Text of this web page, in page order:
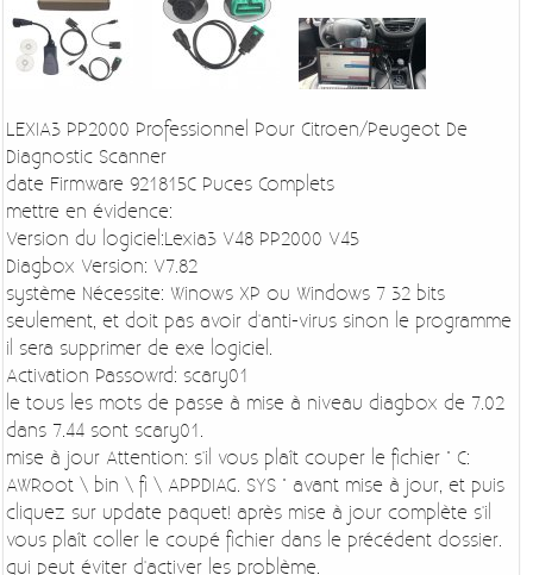
LEXIA3 PP2000 Professionnel Pour Citroen/Peugeot De
Diagnostic Scanner
date Firmware 921815C Puces Complets
mettre en évidence:
Version du logiciel:Lexia3 V48 PP2000 V45
Diagbox Version: V7.82
système Nécessite: Winows XP ou Windows 7 32 bits
seulement, et doit pas avoir d'anti-virus sinon le programme
il sera supprimer de exe logiciel.
Activation Passowrd: scary01
le tous les mots de passe à mise à niveau diagbox de 7.02
dans 7.44 sont scary01.
mise à jour Attention: s'il vous plaît couper le fichier " C:
AWRoot \ bin \ fi \ APPDIAG. SYS " avant mise à jour, et puis
cliquez sur update paquet! après mise à jour complète s'il
vous plaît coller le coupé fichier dans le précédent dossier.
qui peut éviter d'activer les problème.